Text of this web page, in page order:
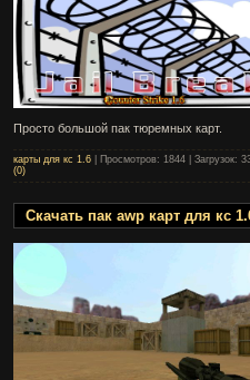
Просто большой пак тюремных карт.
карты для кс 1.6 Просмотров: 1844 Загрузок:
(0)
Скачать пак awp карт для кс